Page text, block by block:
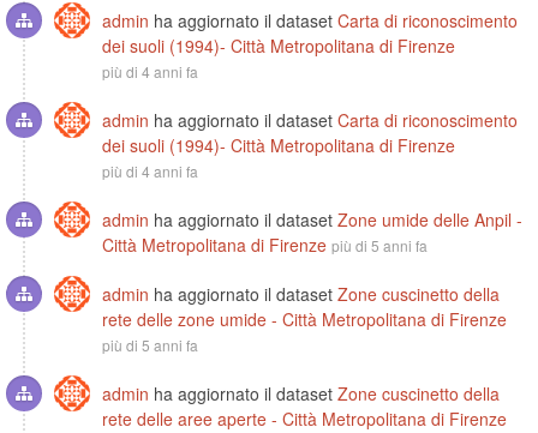
admin ha aggiornato il dataset Carta di riconoscimento
dei suoli (1994)- Città Metropolitana di Firenze
più di 4 anni fa
admin ha aggiornato il dataset Carta di riconoscimento
dei suoli (1994)- Città Metropolitana di Firenze
più di 4 anni fa
admin ha aggiornato il dataset Zone umide delle Anpil -
Città Metropolitana di Firenze più di 5 anni fa
admin ha aggiornato il dataset Zone cuscinetto della
rete delle zone umide - Città Metropolitana di Firenze
più di 5 anni fa
admin ha aggiornato il dataset Zone cuscinetto della
rete delle aree aperte - Città Metropolitana di Firenze